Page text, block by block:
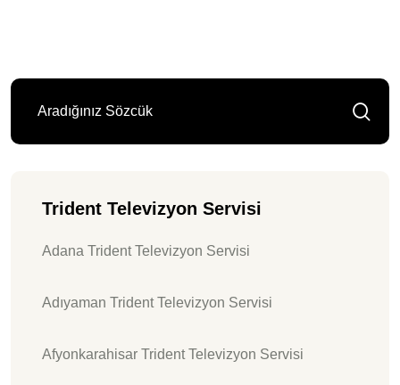
Trident Televizyon Servisi
Adana Trident Televizyon Servisi
Adıyaman Trident Televizyon Servisi
Afyonkarahisar Trident Televizyon Servisi